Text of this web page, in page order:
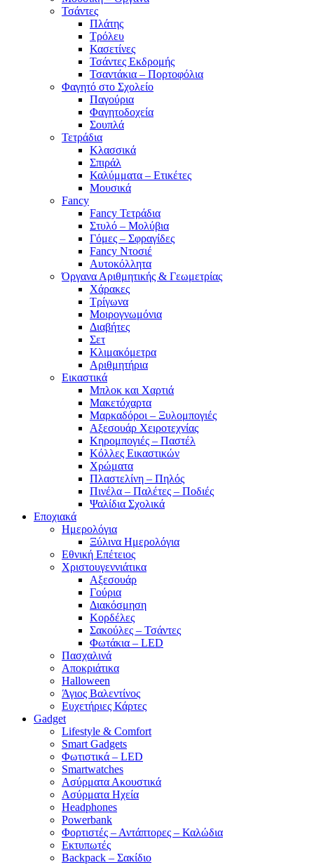
Τσάντες
Πλάτης
Τρόλευ
Κασετίνες
Τσάντες Εκδρομής
Τσαντάκια – Πορτοφόλια
Φαγητό στο Σχολείο
Παγούρια
Φαγητοδοχεία
Σουπλά
Τετράδια
Κλασσικά
Σπιράλ
Καλύμματα – Ετικέτες
Μουσικά
Fancy
Fancy Τετράδια
Στυλό – Μολύβια
Γόμες – Σφραγίδες
Fancy Ντοσιέ
Αυτοκόλλητα
Όργανα Αριθμητικής & Γεωμετρίας
Χάρακες
Τρίγωνα
Mοιρογνωμόνια
Διαβήτες
Σετ
Κλιμακόμετρα
Αριθμητήρια
Εικαστικά
Μπλοκ και Χαρτιά
Μακετόχαρτα
Μαρκαδόροι – Ξυλομπογιές
Αξεσουάρ Χειροτεχνίας
Κηρομπογιές – Παστέλ
Κόλλες Εικαστικών
Χρώματα
Πλαστελίνη – Πηλός
Πινέλα – Παλέτες – Ποδιές
Ψαλίδια Σχολικά
Εποχιακά
Ημερολόγια
Ξύλινα Ημερολόγια
Εθνική Επέτειος
Χριστουγεννιάτικα
Αξεσουάρ
Γούρια
Διακόσμηση
Κορδέλες
Σακούλες – Τσάντες
Φωτάκια – LED
Πασχαλινά
Αποκριάτικα
Halloween
Άγιος Βαλεντίνος
Ευχετήριες Κάρτες
Gadget
Lifestyle & Comfort
Smart Gadgets
Φωτιστικά – LED
Smartwatches
Ασύρματα Ακουστικά
Ασύρματα Ηχεία
Headphones
Powerbank
Φορτιστές – Αντάπτορες – Καλώδια
Εκτυπωτές
Backpack – Σακίδιο